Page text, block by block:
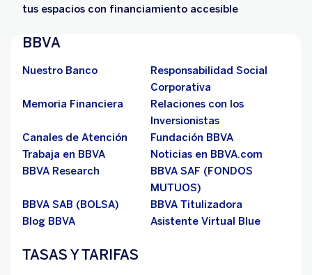
tus espacios con financiamiento accesible
BBVA
Nuestro Banco
Responsabilidad Social
Corporativa
Memoria Financiera
Relaciones con los
Inversionistas
Canales de Atención
Fundación BBVA
Trabaja en BBVA
Noticias en BBVA.com
BBVA Research
BBVA SAF (FONDOS
MUTUOS)
BBVA SAB (BOLSA)
BBVA Titulizadora
Blog BBVA
Asistente Virtual Blue
TASAS Y TARIFAS